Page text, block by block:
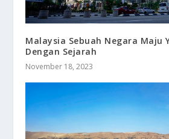
Malaysia Sebuah Negara Maju
Dengan Sejarah
November 18, 2023